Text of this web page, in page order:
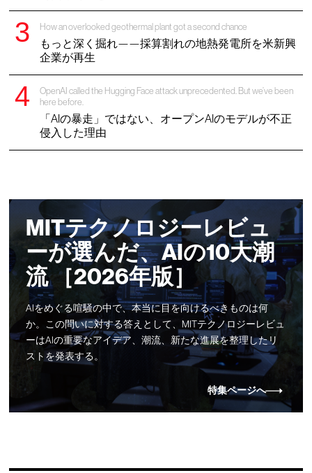
How an overlooked geothermal plant got a second chance
もっと深く掘れ——採算割れの地熱発電所を米新興
企業が再生
OpenAI called the Hugging Face attack unprecedented. But we’ve been
here before.
「AIの暴走」ではない、オープンAIのモデルが不正
侵入した理由
MITテクノロジーレビュ
ーが選んだ、AIの10大潮
流 ［2026年版］
AIをめぐる喧騒の中で、本当に目を向けるべきものは何
か。この問いに対する答えとして、MITテクノロジーレビュ
ーはAIの重要なアイデア、潮流、新たな進展を整理したリ
ストを発表する。
特集ページへ